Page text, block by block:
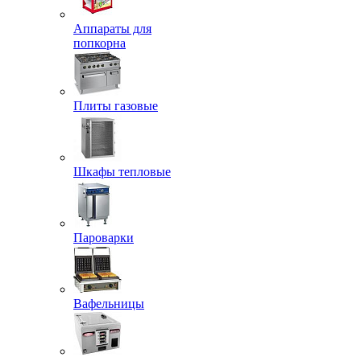
Аппараты для
попкорна
Плиты газовые
Шкафы тепловые
Пароварки
Вафельницы